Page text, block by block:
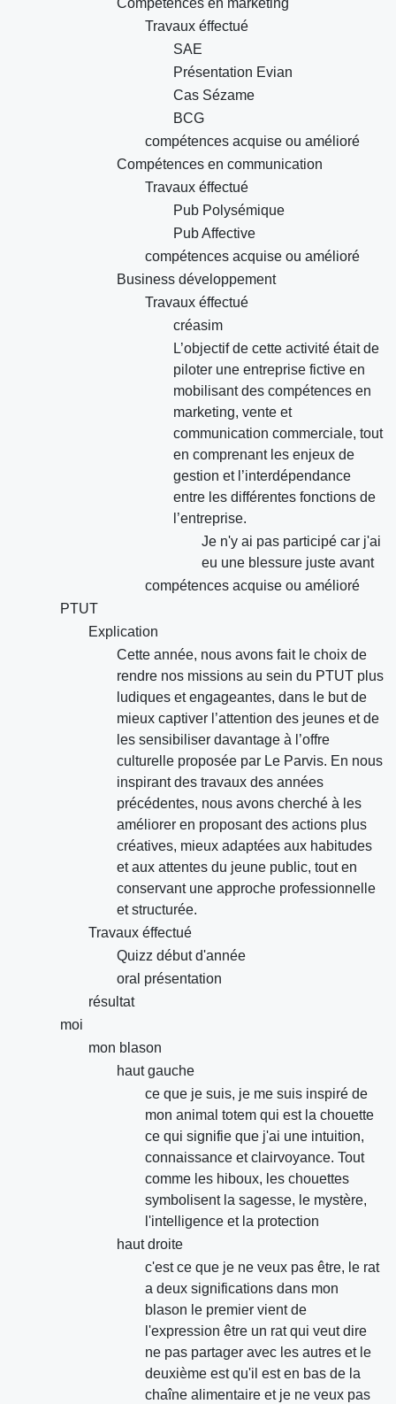
Compétences en marketing
Travaux éffectué
SAE
Présentation Evian
Cas Sézame
BCG
compétences acquise ou amélioré
Compétences en communication
Travaux éffectué
Pub Polysémique
Pub Affective
compétences acquise ou amélioré
Business développement
Travaux éffectué
créasim
L’objectif de cette activité était de
piloter une entreprise fictive en
mobilisant des compétences en
marketing, vente et
communication commerciale, tout
en comprenant les enjeux de
gestion et l’interdépendance
entre les différentes fonctions de
l’entreprise.
Je n'y ai pas participé car j'ai
eu une blessure juste avant
compétences acquise ou amélioré
PTUT
Explication
Cette année, nous avons fait le choix de
rendre nos missions au sein du PTUT plus
ludiques et engageantes, dans le but de
mieux captiver l’attention des jeunes et de
les sensibiliser davantage à l’offre
culturelle proposée par Le Parvis. En nous
inspirant des travaux des années
précédentes, nous avons cherché à les
améliorer en proposant des actions plus
créatives, mieux adaptées aux habitudes
et aux attentes du jeune public, tout en
conservant une approche professionnelle
et structurée.
Travaux éffectué
Quizz début d'année
oral présentation
résultat
moi
mon blason
haut gauche
ce que je suis, je me suis inspiré de
mon animal totem qui est la chouette
ce qui signifie que j'ai une intuition,
connaissance et clairvoyance. Tout
comme les hiboux, les chouettes
symbolisent la sagesse, le mystère,
l'intelligence et la protection
haut droite
c'est ce que je ne veux pas être, le rat
a deux significations dans mon
blason le premier vient de
l'expression être un rat qui veut dire
ne pas partager avec les autres et le
deuxième est qu'il est en bas de la
chaîne alimentaire et je ne veux pas